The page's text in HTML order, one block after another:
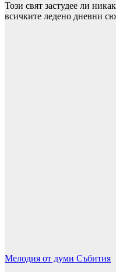
Този свят застудее ли
всичките ледено дневни
Мелодия от думи Събития